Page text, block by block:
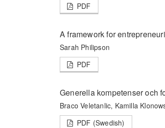
PDF
A framework for
Sarah Philipson
PDF
Generella kompetenser och
Braco Veletanlic, Kamilla
PDF (Swedish)